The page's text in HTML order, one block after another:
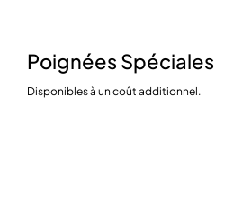
Poignées Spéciales
Disponibles à un coût additionnel.